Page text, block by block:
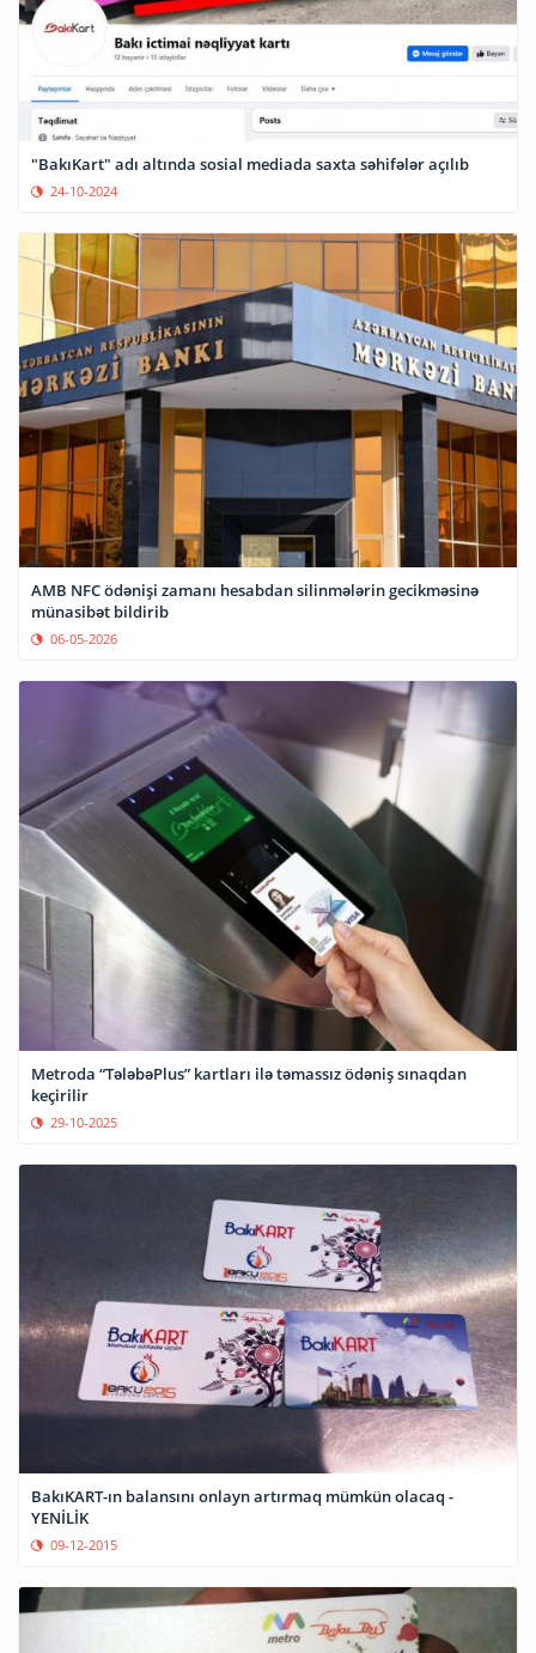
"BakıKart" adı altında sosial mediada saxta səhifələr açılıb
24-10-2024
AMB NFC ödənişi zamanı hesabdan silinmələrin gecikməsinə
münasibət bildirib
06-05-2026
Metroda “TələbəPlus” kartları ilə təmassız ödəniş sınaqdan
keçirilir
29-10-2025
BakıKART-ın balansını onlayn artırmaq mümkün olacaq -
YENİLİK
09-12-2015